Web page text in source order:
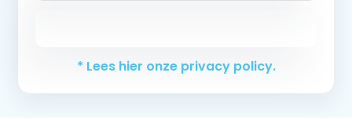
* Lees hier onze privacy policy.